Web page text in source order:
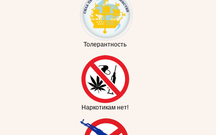
Толерантность
Наркотикам нет!